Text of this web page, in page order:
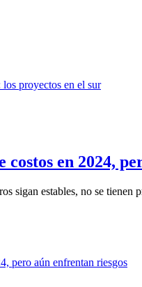
costos en 2024,
sigan estables, no se tienen